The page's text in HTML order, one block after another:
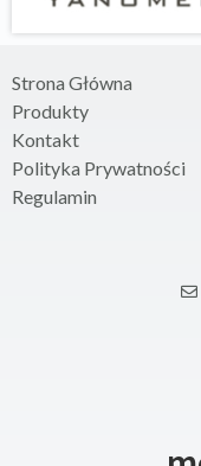
Strona Główna
Produkty
Kontakt
Polityka Prywatności
Regulamin